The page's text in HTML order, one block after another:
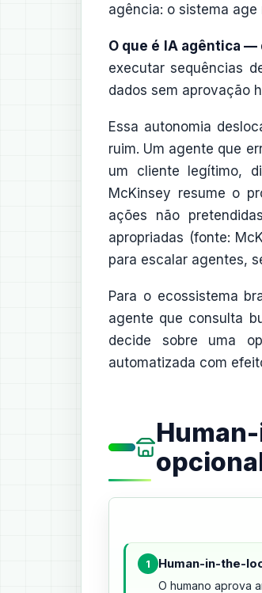
agência: o sistema age
O que é IA agêntica
executar sequências
dados sem aprovação
Essa autonomia
ruim. Um agente que
um cliente legítimo,
McKinsey resume o
ações não
apropriadas (fonte:
para escalar agentes,
Para o ecossistema
agente que consulta
decide sobre uma
automatizada com
1 Human-in-the-
O humano aprova